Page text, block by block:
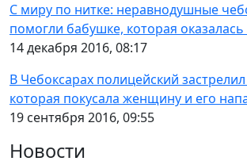
С миру по нитке: неравнодушные
помогли бабушке, которая
14 декабря 2016, 08:17
В Чебоксарах полицейский застрелил
которая покусала женщину и его
19 сентября 2016, 09:55
Новости